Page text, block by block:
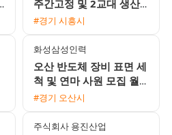
주간고정 및 2교대 생산·
물류·검사 사원 모집 (초
#경기 시흥시
화성삼성인력
오산 반도체 장비 표면 세
척 및 연마 사원 모집 월
360만 원에서 400만 원
#경기 오산시
주식회사 용진산업